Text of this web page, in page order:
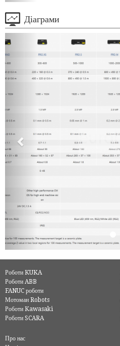
Діаграми
Роботи KUKA
Роботи ABB
FANUC роботи
Мотоман Robots
Роботи Kawasaki
Роботи SCARA
Про нас